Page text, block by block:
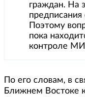
граждан. На
предписания
Поэтому
пока
контроле
По его словам, в
Ближнем Востоке